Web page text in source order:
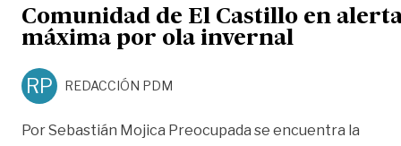
Comunidad de El Castillo en
máxima por ola invernal
RP REDACCIÓN PDM
Por Sebastián Mojica Preocupada se encuentra la